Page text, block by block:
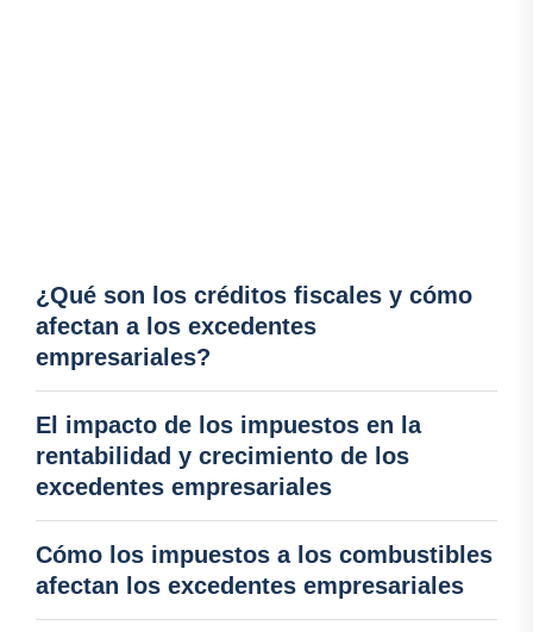
¿Qué son los créditos fiscales y cómo
afectan a los excedentes
empresariales?
El impacto de los impuestos en la
rentabilidad y crecimiento de los
excedentes empresariales
Cómo los impuestos a los combustibles
afectan los excedentes empresariales